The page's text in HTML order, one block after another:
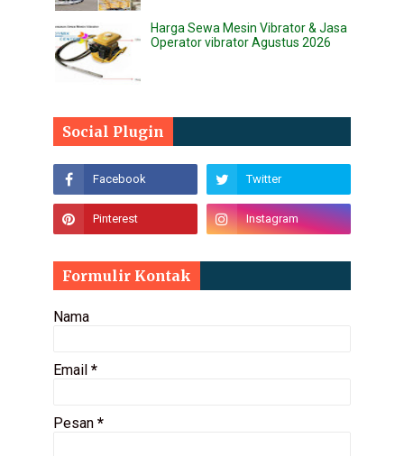
Harga Sewa Mesin Vibrator & Jasa
Operator vibrator Agustus 2026
Social Plugin
Formulir Kontak
Nama
Email *
Pesan *